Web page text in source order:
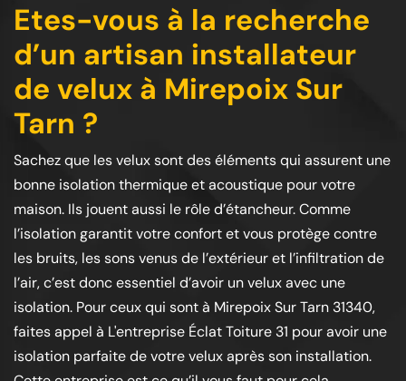
Etes-vous à la recherche
d’un artisan installateur
de velux à Mirepoix Sur
Tarn ?
Sachez que les velux sont des éléments qui assurent une
bonne isolation thermique et acoustique pour votre
maison. Ils jouent aussi le rôle d’étancheur. Comme
l’isolation garantit votre confort et vous protège contre
les bruits, les sons venus de l’extérieur et l’infiltration de
l’air, c’est donc essentiel d’avoir un velux avec une
isolation. Pour ceux qui sont à Mirepoix Sur Tarn 31340,
faites appel à L'entreprise Éclat Toiture 31 pour avoir une
isolation parfaite de votre velux après son installation.